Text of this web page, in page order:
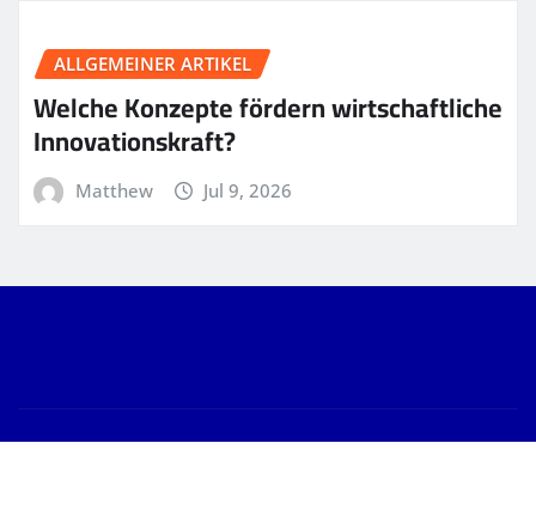
ALLGEMEINER ARTIKEL
Welche Konzepte fördern wirtschaftliche
Innovationskraft?
Matthew Jul 9, 2026